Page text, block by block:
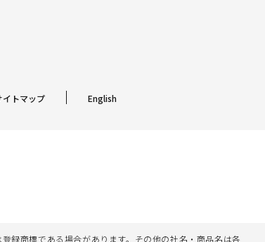
イトマップ English
商標である場合があります。その他の社名・商品名は各